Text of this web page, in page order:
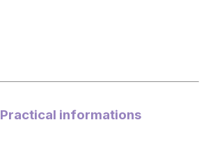
Practical informations